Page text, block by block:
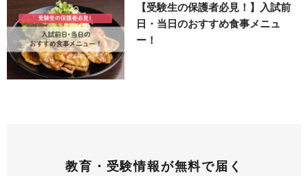
【受験生の保護者必見！】入試前
日・当日のおすすめ食事メニュ
ー！
教育・受験情報が無料で届く